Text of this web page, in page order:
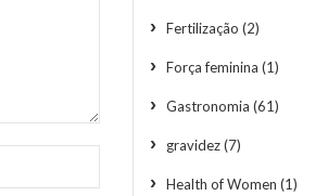
Fertilização (2)
Força feminina (1)
Gastronomia (61)
gravidez(7)
Health of Women (1)